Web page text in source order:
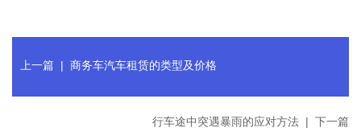
上一篇 | 商务车汽车租赁的类型及价格
行车途中突遇暴雨的应对方法 | 下一篇